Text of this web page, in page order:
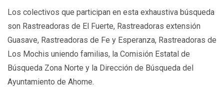
Los colectivos que participan en esta exhaustiva búsqueda
son Rastreadoras de El Fuerte, Rastreadoras extensión
Guasave, Rastreadoras de Fe y Esperanza, Rastreadoras de
Los Mochis uniendo familias, la Comisión Estatal de
Búsqueda Zona Norte y la Dirección de Búsqueda del
Ayuntamiento de Ahome.